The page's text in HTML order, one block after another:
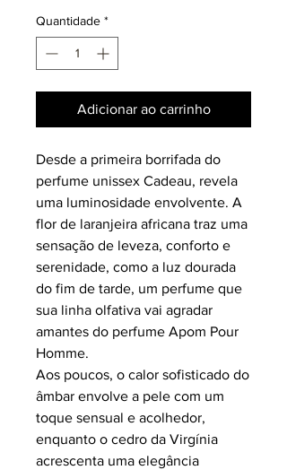
Quantidade *
Adicionar ao carrinho
Desde a primeira borrifada do
perfume unissex Cadeau, revela
uma luminosidade envolvente. A
flor de laranjeira africana traz uma
sensação de leveza, conforto e
serenidade, como a luz dourada
do fim de tarde, um perfume que
sua linha olfativa vai agradar
amantes do perfume Apom Pour
Homme.
Aos poucos, o calor sofisticado do
âmbar envolve a pele com um
toque sensual e acolhedor,
enquanto o cedro da Virgínia
acrescenta uma elegância